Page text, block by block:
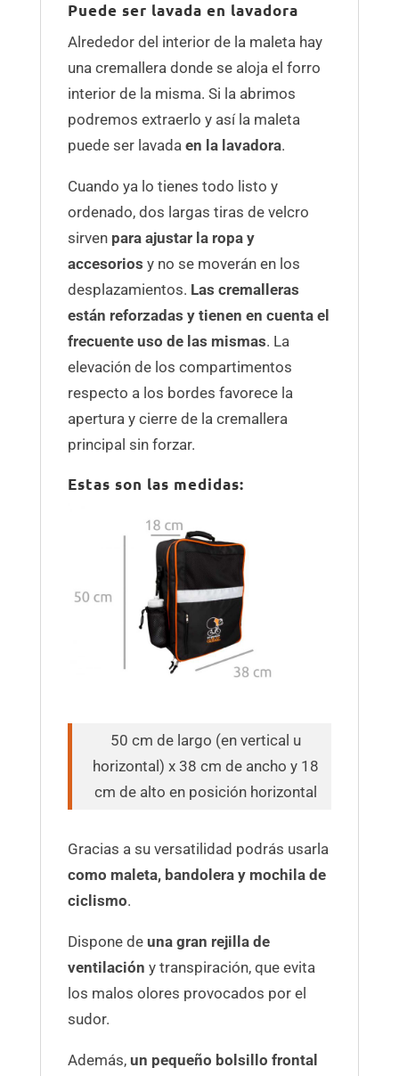
Puede ser lavada en lavadora
Alrededor del interior de la maleta hay
una cremallera donde se aloja el forro
interior de la misma. Si la abrimos
podremos extraerlo y así la maleta
puede ser lavadaen la lavadora.
Cuando ya lo tienes todo listo y
ordenado, dos largas tiras de velcro
sirven para ajustar la ropa y
accesorios y no se moverán en los
desplazamientos. Las cremalleras
están reforzadas y tienen en cuenta el
frecuente uso de las mismas. La
elevación de los compartimentos
respecto a los bordes favorece la
apertura y cierre de la cremallera
principal sin forzar.
Estas son las medidas:
50 cm de largo (en vertical u
horizontal) x 38 cm de ancho y 18
cm de alto en posición horizontal
Gracias a su versatilidad podrás usarla
como maleta, bandolera y mochila de
ciclismo.
Dispone deuna gran rejilla de
ventilación y transpiración, que evita
los malos olores provocados por el
sudor.
Además, un pequeño bolsillo frontal